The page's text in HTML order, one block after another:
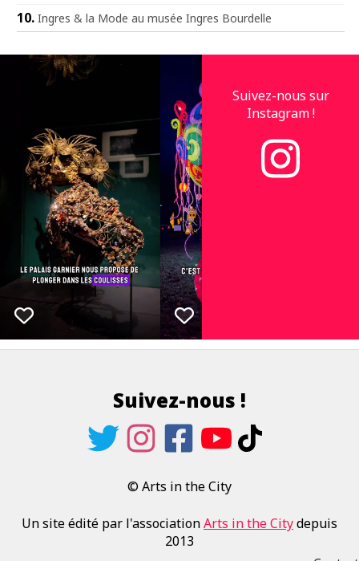
Ingres & la Mode au musée Ingres Bourdelle
Suivez-nous sur
Instagram !
Suivez-nous !
© Arts in the City
Un site édité par l'associationArts in the Citydepuis
2013